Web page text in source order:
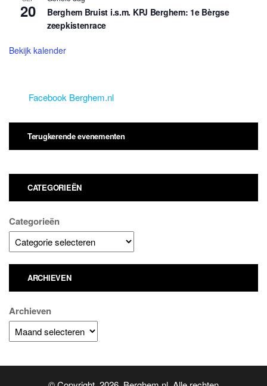
20
Berghem Bruist i.s.m. KPJ Berghem: 1e Bèrgse
zeepkistenrace
Bekijk kalender
Facebook Berghem.nl
Terugkerende evenementen
CATEGORIEËN
Categorieën
ARCHIEVEN
Archieven